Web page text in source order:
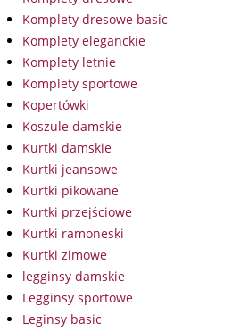
Komplety dresowe basic
Komplety eleganckie
Komplety letnie
Komplety sportowe
Kopertówki
Koszule damskie
Kurtki damskie
Kurtki jeansowe
Kurtki pikowane
Kurtki przejściowe
Kurtki ramoneski
Kurtki zimowe
legginsy damskie
Legginsy sportowe
Leginsy basic